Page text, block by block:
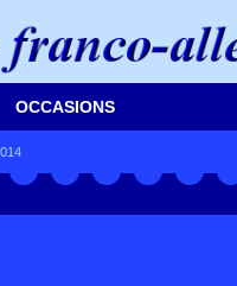
OCCASIONS